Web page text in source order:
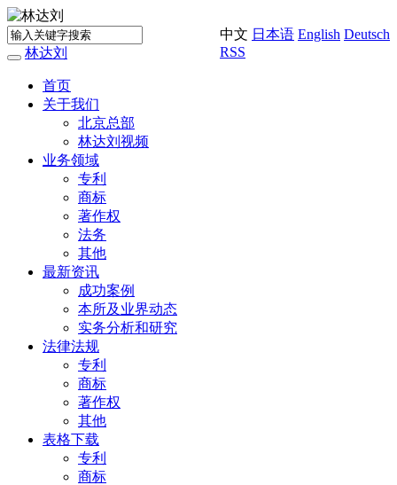
中文 日本语 English Deutsch
RSS
Toggle
navigation
林达刘
首页
关于我们
北京总部
林达刘视频
业务领域
专利
商标
著作权
法务
其他
最新资讯
成功案例
本所及业界动态
实务分析和研究
法律法规
专利
商标
著作权
其他
表格下载
专利
商标